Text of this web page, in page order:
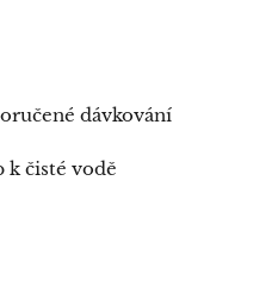
dávkování
k čisté vodě